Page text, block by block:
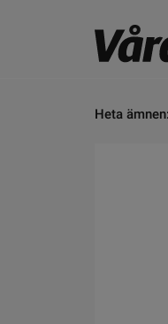
Heta ämnen: